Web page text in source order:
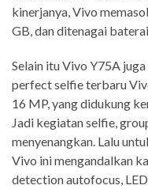
kinerjanya, Vivo
GB, dan ditenagai
Selain itu Vivo Y75A
perfect selfie terbaru
16 MP, yang didukung
Jadi kegiatan selfie,
menyenangkan. Lalu
Vivo ini mengandalkan
detection autofocus,